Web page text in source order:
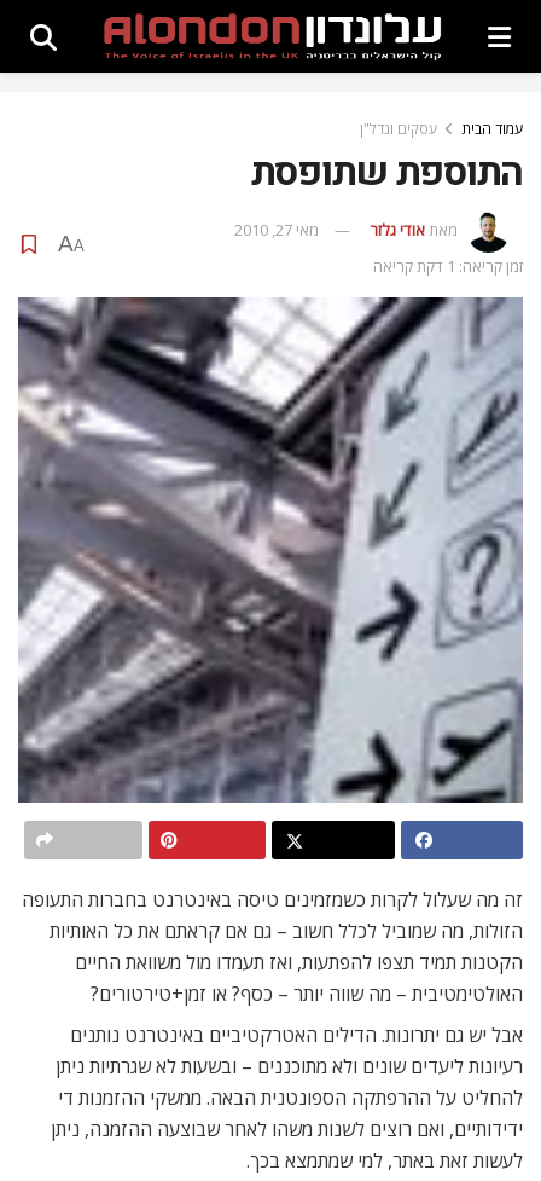
עמוד הבית עסקים ונדל"ן
התוספת שתופסת
מאתאודי גלזר
מאי 27, 2010
זמן קריאה: 1 דקת קריאה
A
A
זה מה שעלול לקרות כשמזמינים טיסה באינטרנט בחברות התעופה
הזולות, מה שמוביל לכלל חשוב – גם אם קראתם את כל האותיות
הקטנות תמיד תצפו להפתעות, ואז תעמדו מול משוואת החיים
האולטימטיבית – מה שווה יותר – כסף? או זמן+טירטורים?
אבל יש גם יתרונות. הדילים האטרקטיביים באינטרנט נותנים
רעיונות ליעדים שונים ולא מתוכננים – ובשעות לא שגרתיות ניתן
להחליט על ההרפתקה הספונטנית הבאה. ממשקי ההזמנות די
ידידותיים, ואם רוצים לשנות משהו לאחר שבוצעה ההזמנה, ניתן
לעשות זאת באתר, למי שמתמצא בכך.